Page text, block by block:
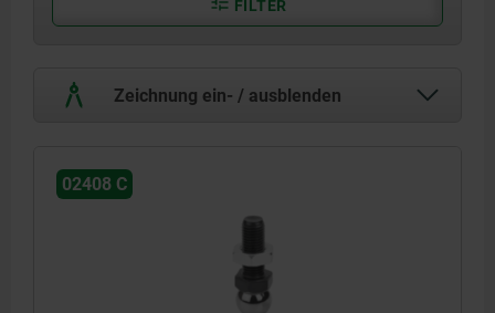
FILTER
Zeichnung ein- / ausblenden
02408 C